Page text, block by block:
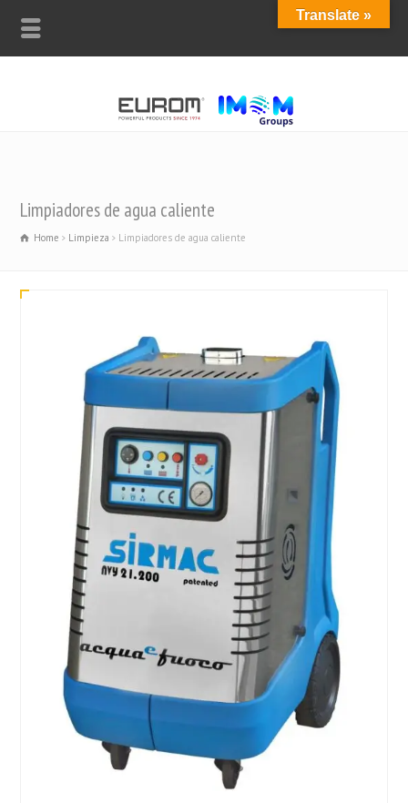
Limpiadores de agua caliente
Home Limpieza Limpiadores de agua caliente
Translate »